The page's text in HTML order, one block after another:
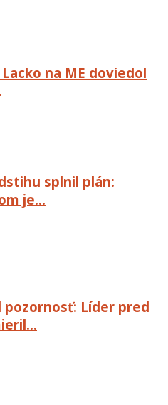
na ME doviedol
splnil plán:
je…
pozornosť: Líder pred